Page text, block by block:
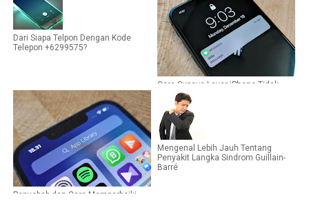
Dari Siapa Telpon Dengan Kode
Telepon +6299575?
Cara Supaya Layar iPhone Tidak
Menyala Saat Ada Notifikasi
Penyebab dan Cara Memperbaiki
Mengenal Lebih Jauh Tentang
Penyakit Langka Sindrom Guillain-
Barré